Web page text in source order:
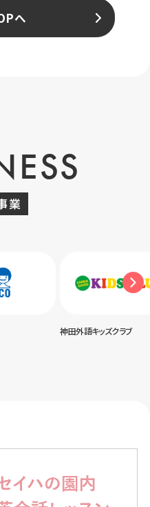
へ
業
神田外語キッズクラブ